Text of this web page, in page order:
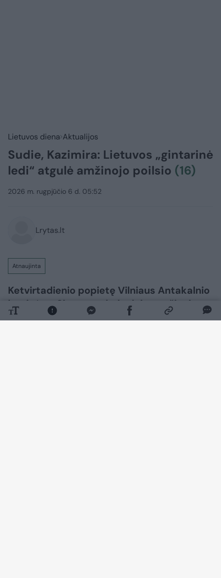
Lietuvos diena Aktualijos
Sudie, Kazimira: Lietuvos „gintarinė
ledi“ atgulė amžinojo poilsio (16)
2026 m. rugpjūčio 6 d. 05:52
Lrytas.lt
Atnaujinta
Ketvirtadienio popietę Vilniaus Antakalnio
kapinėse, Signatarų kalnelyje, amžinojo
poilsio atgulė pirmosios nepriklausomos